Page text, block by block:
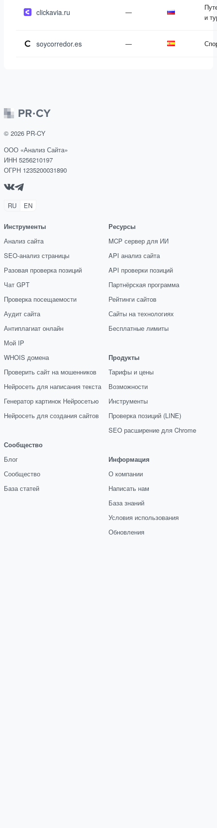
clickavia.ru —
и
soycorredor.es —
© 2026 PR-CY
ООО «Анализ Сайта»
ИНН 5256210197
ОГРН 1235200031890
RU EN
Инструменты
Анализ сайта
SEO-анализ страницы
Разовая проверка позиций
Чат GPT
Проверка посещаемости
Аудит сайта
Антиплагиат онлайн
Мой IP
WHOIS домена
Проверить сайт на мошенников
Нейросеть для написания текста
Генератор картинок Нейросетью
Нейросеть для создания сайтов
Сообщество
Блог
Сообщество
База статей
Ресурсы
MCP сервер для ИИ
API анализ сайта
API проверки позиций
Партнёрская программа
Рейтинги сайтов
Сайты на технологиях
Бесплатные лимиты
Продукты
Тарифы и цены
Возможности
Инструменты
Проверка позиций (LINE)
SEO расширение для Chrome
Информация
О компании
Написать нам
База знаний
Условия использования
Обновления